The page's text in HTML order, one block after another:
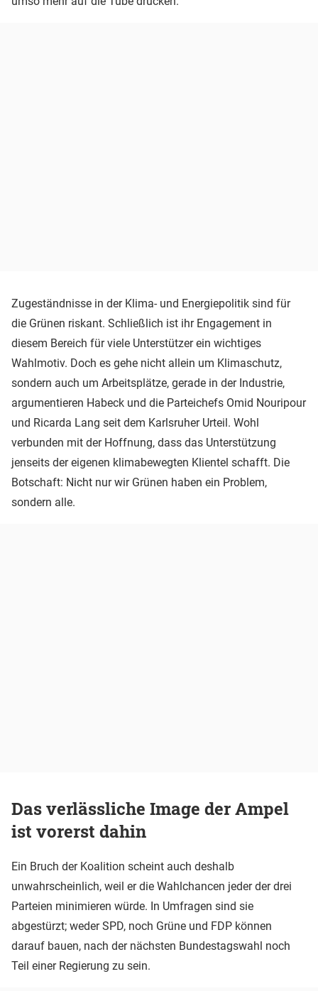
Zugeständnisse in der Klima- und Energiepolitik sind für
die Grünen riskant. Schließlich ist ihr Engagement in
diesem Bereich für viele Unterstützer ein wichtiges
Wahlmotiv. Doch es gehe nicht allein um Klimaschutz,
sondern auch um Arbeitsplätze, gerade in der Industrie,
argumentieren Habeck und die Parteichefs Omid Nouripour
und Ricarda Lang seit dem Karlsruher Urteil. Wohl
verbunden mit der Hoffnung, dass das Unterstützung
jenseits der eigenen klimabewegten Klientel schafft. Die
Botschaft: Nicht nur wir Grünen haben ein Problem,
sondern alle.
Das verlässliche Image der Ampel
ist vorerst dahin
Ein Bruch der Koalition scheint auch deshalb
unwahrscheinlich, weil er die Wahlchancen jeder der drei
Parteien minimieren würde. In Umfragen sind sie
abgestürzt; weder SPD, noch Grüne und FDP können
darauf bauen, nach der nächsten Bundestagswahl noch
Teil einer Regierung zu sein.